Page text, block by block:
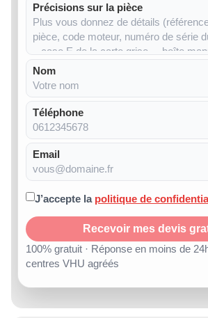
Précisions sur la pièce
Nom
Téléphone
Email
J’accepte la politique de
Recevoir mes devis
100% gratuit · Réponse en moins de
centres VHU agréés